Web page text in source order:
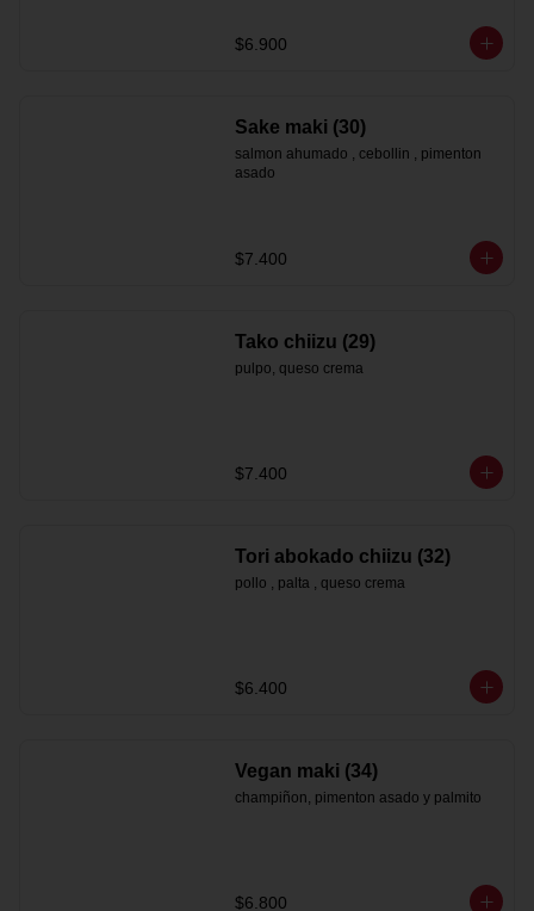
$6.900
Sake maki (30)
salmon ahumado , cebollin , pimenton
asado
$7.400
Tako chiizu (29)
pulpo, queso crema
$7.400
Tori abokado chiizu (32)
pollo , palta , queso crema
$6.400
Vegan maki (34)
champiñon, pimenton asado y palmito
$6.800